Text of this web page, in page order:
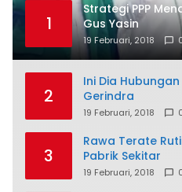
1
Strategi PPP
Gus Yasin
19 Februari, 2018
2
Ini Dia
Gerindra
19 Februari, 2018
3
Rawa Terate
Pabrik Sekitar
19 Februari, 2018